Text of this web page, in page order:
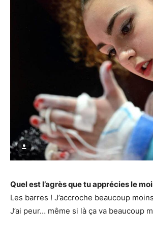
Quel est l’agrès que tu apprécies le
Les barres ! J’accroche beaucoup
J’ai peur… même si là ça va beaucoup